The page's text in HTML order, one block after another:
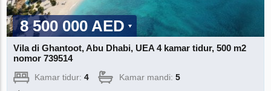
8 500 000 AED
Vila di Ghantoot, Abu Dhabi, UEA 4 kamar tidur, 500 m2
nomor 739514
Kamar tidur:4 Kamar mandi:5